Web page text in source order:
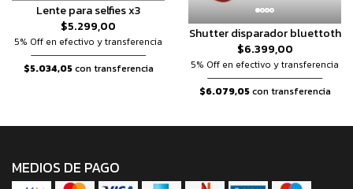
Lente para selfies x3
$5.299,00
5% Off en efectivo y transferencia
$5.034,05con transferencia
Shutter disparador bluettoth
$6.399,00
5% Off en efectivo y transferencia
$6.079,05con transferencia
MEDIOS DE PAGO